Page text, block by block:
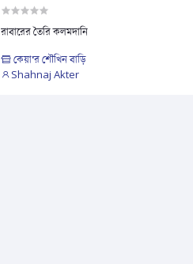
রাবারের তৈরি কলমদানি
কেয়া'র শৌখিন বাড়ি
Shahnaj Akter